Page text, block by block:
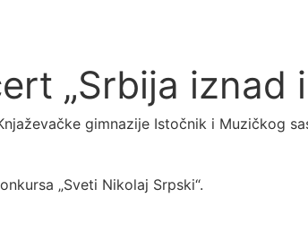
„Srbija iznad
gimnazije Istočnik i Muzičkog
„Sveti Nikolaj Srpski“.